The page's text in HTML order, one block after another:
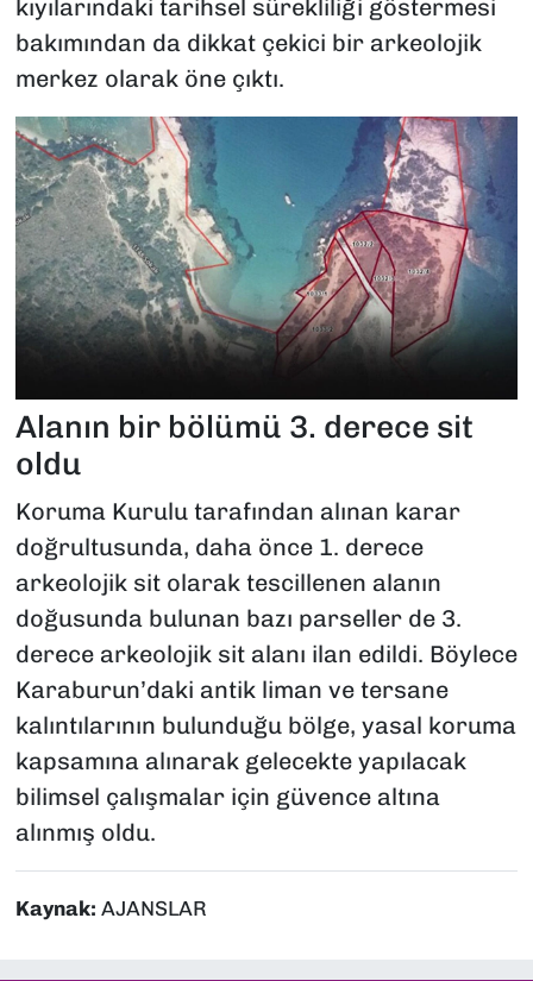
kıyılarındaki tarihsel sürekliliği göstermesi
bakımından da dikkat çekici bir arkeolojik
merkez olarak öne çıktı.
Alanın bir bölümü 3. derece sit
oldu
Koruma Kurulu tarafından alınan karar
doğrultusunda, daha önce 1. derece
arkeolojik sit olarak tescillenen alanın
doğusunda bulunan bazı parseller de 3.
derece arkeolojik sit alanı ilan edildi. Böylece
Karaburun’daki antik liman ve tersane
kalıntılarının bulunduğu bölge, yasal koruma
kapsamına alınarak gelecekte yapılacak
bilimsel çalışmalar için güvence altına
alınmış oldu.
Kaynak: AJANSLAR